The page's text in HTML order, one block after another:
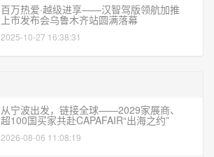
百万热爱·越级进享——汉智驾版领航加推
上市发布会乌鲁木齐站圆满落幕
2025-10-27 16:38:31
从宁波出发，链接全球——2029家展商、
超100国买家共赴CAPAFAIR“出海之约”
2026-08-06 11:08:19